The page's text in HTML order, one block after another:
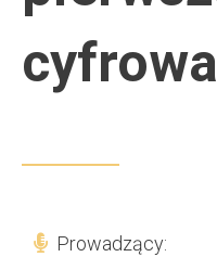
cyfrowa
Prowadzący: